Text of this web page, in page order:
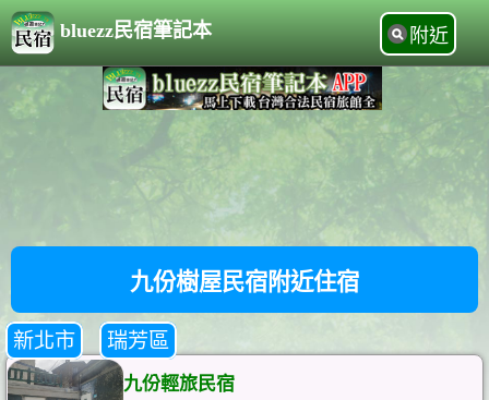
bluezz民宿筆記本 附近
九份樹屋民宿附近住宿
新北市 瑞芳區
九份輕旅民宿